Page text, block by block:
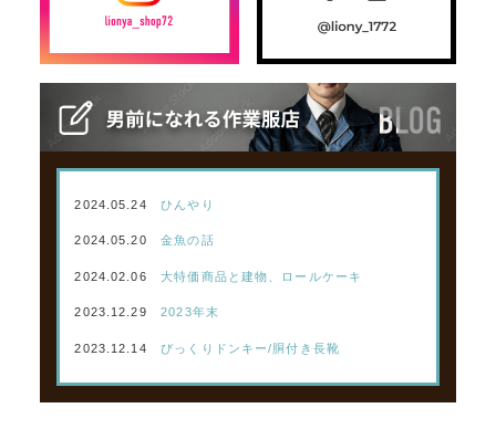
2024.05.24 ひんやり
2024.05.20 金魚の話
2024.02.06 大特価商品と建物、ロールケーキ
2023.12.29 2023年末
2023.12.14 びっくりドンキー/胴付き長靴